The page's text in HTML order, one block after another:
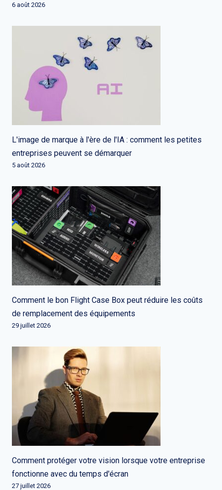
6 août 2026
L'image de marque à l'ère de l'IA : comment les petites
entreprises peuvent se démarquer
5 août 2026
Comment le bon Flight Case Box peut réduire les coûts
de remplacement des équipements
29 juillet 2026
Comment protéger votre vision lorsque votre entreprise
fonctionne avec du temps d'écran
27 juillet 2026